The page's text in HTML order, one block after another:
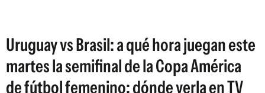
Uruguay vs Brasil: a qué hora juegan este
martes la semifinal de la Copa América
de fútbol femenino; dónde verla en TV